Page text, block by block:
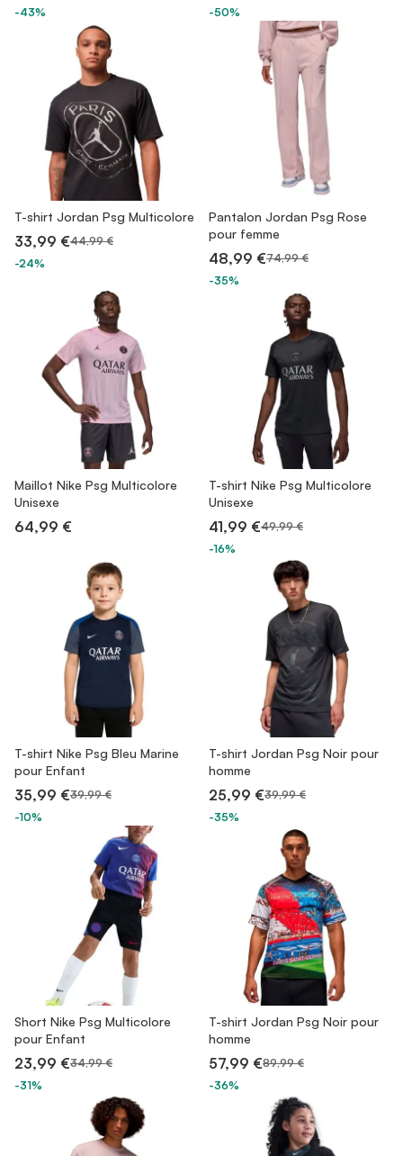
-43%
-50%
T-shirt Jordan Psg Multicolore
33,99 €44,99 €
-24%
Pantalon Jordan Psg Rose
pour femme
48,99 €74,99 €
-35%
Maillot Nike Psg Multicolore
Unisexe
64,99 €
T-shirt Nike Psg Multicolore
Unisexe
41,99 €49,99 €
-16%
T-shirt Nike Psg Bleu Marine
pour Enfant
35,99 €39,99 €
-10%
T-shirt Jordan Psg Noir pour
homme
25,99 €39,99 €
-35%
Short Nike Psg Multicolore
pour Enfant
23,99 €34,99 €
-31%
T-shirt Jordan Psg Noir pour
homme
57,99 €89,99 €
-36%